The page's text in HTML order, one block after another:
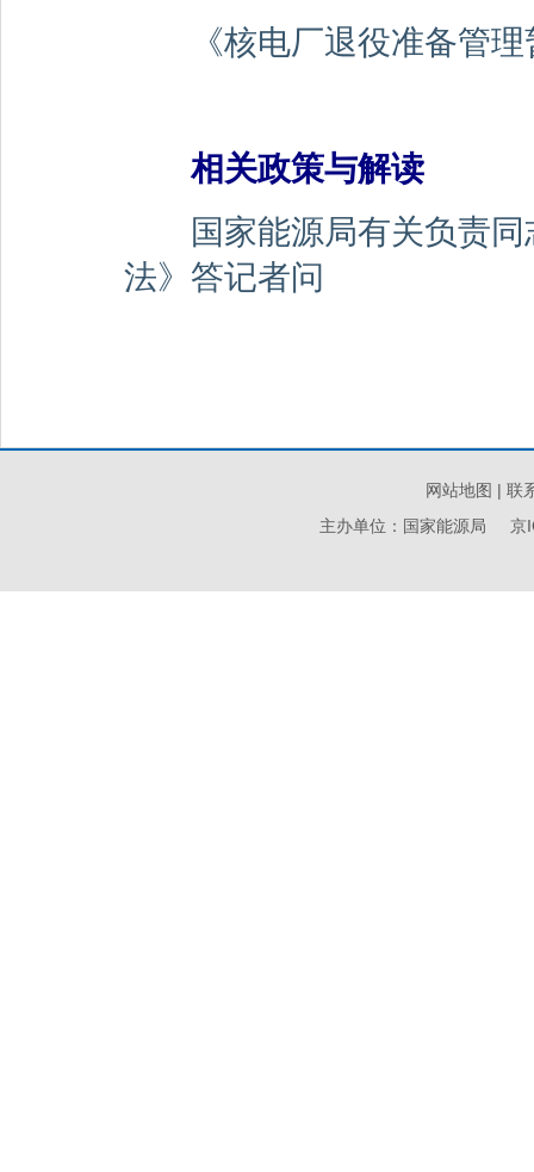
《核电厂退役准备管
相关政策与解读
国家能源局有关负责
法》答记者问